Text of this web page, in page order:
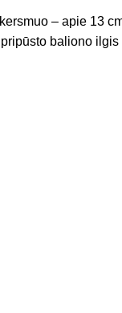
– apie 13
baliono